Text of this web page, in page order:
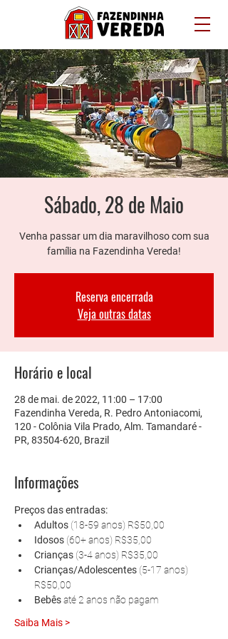
Sábado, 28 de Maio
Venha passar um dia maravilhoso com sua
família na Fazendinha Vereda!
Reserva encerrada
Veja outras datas
Horário e local
28 de mai. de 2022, 11:00 – 17:00
Fazendinha Vereda, R. Pedro Antoniacomi,
120 - Colônia Vila Prado, Alm. Tamandaré -
PR, 83504-620, Brazil
Informações
Preços das entradas:
Adultos (18-59 anos) R$50,00
Idosos (60+ anos) R$35,00
Crianças (3-4 anos) R$35,00
Crianças/Adolescentes (5-17 anos)
R$50,00
Bebês até 2 anos não pagam
Saiba Mais >